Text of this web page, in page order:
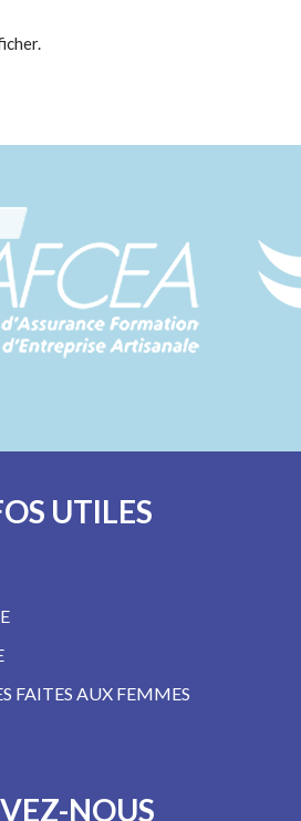
UTILES
FAITES AUX FEMMES
NOUS